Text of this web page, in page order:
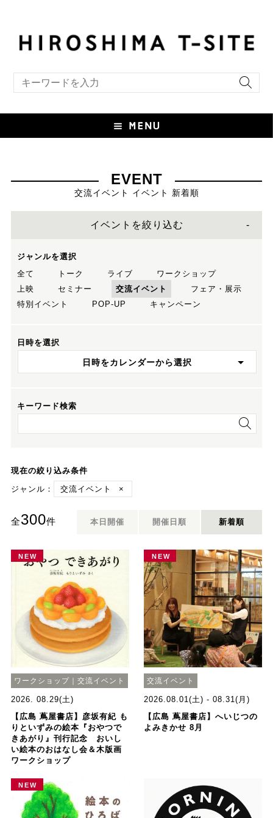
EVENT
交流イベント イベント 新着順
イベントを絞り込む
ジャンルを選択
全て
トーク ライブ
ワークショップ
上映
セミナー 交流イベント
フェア・展示
特別イベント
POP-UP キャンペーン
日時を選択
日時をカレンダーから選択
キーワード検索
現在の絞り込み条件
ジャンル：
交流イベント ×
全300件 本日開催 開催日順 新着順
NEW
ワークショップ｜交流イベント
2026. 08.29(土)
【広島 蔦屋書店】彦坂有紀 も
りといずみの絵本『おやつで
きあがり』刊行記念 おいし
い絵本のおはなし会＆木版画
ワークショップ
NEW
交流イベント
2026.08.01(土) - 08.31(月)
【広島 蔦屋書店】へいじつの
よみきかせ 8月
NEW